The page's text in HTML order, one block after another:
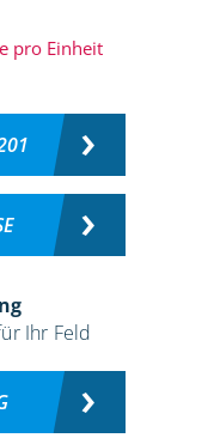
pro Einheit
Ihr Feld